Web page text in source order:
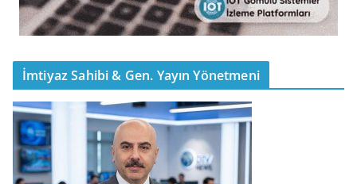
İmtiyaz Sahibi & Gen. Yayın Yönetmeni